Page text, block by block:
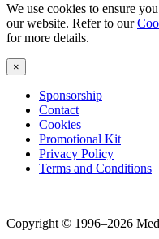
We use cookies to ensure
our website. Refer to our
for more details.
×
Sponsorship
Contact
Cookies
Promotional Kit
Privacy Policy
Terms and Conditions
Copyright © 1996–2026